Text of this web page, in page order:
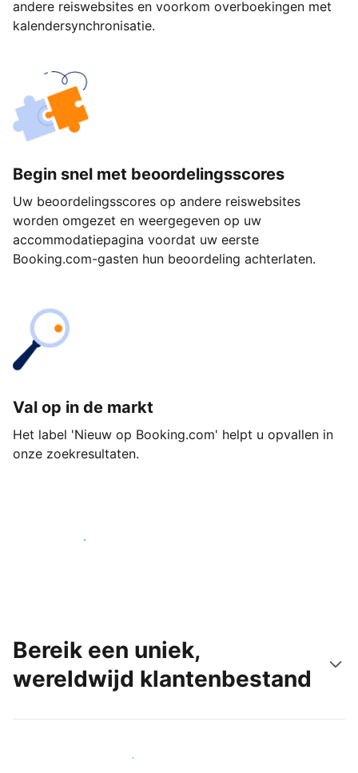
andere reiswebsites en voorkom overboekingen met
kalendersynchronisatie.
Begin snel met beoordelingsscores
Uw beoordelingsscores op andere reiswebsites
worden omgezet en weergegeven op uw
accommodatiepagina voordat uw eerste
Booking.com-gasten hun beoordeling achterlaten.
Val op in de markt
Het label 'Nieuw op Booking.com' helpt u opvallen in
onze zoekresultaten.
Begin vandaag nog
Bereik een uniek,
wereldwijd klantenbestand
Bereik vandaag nog nieuwe gasten